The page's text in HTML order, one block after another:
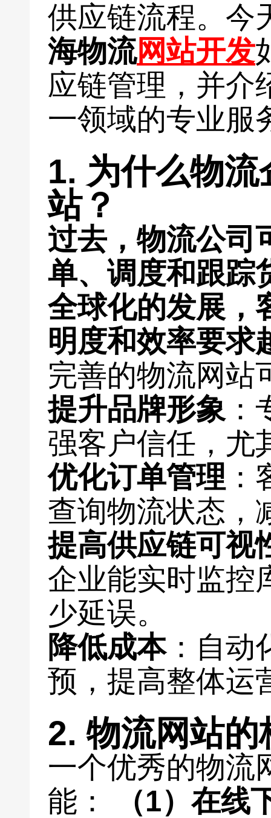
供应链流程。今
海物流网站开发
应链管理，并介
一领域的专业服
1. 为什么物
站？
过去，物流公司
单、调度和跟踪
全球化的发展，
明度和效率要求
完善的物流网站
提升品牌形象：
强客户信任，尤
优化订单管理
查询物流状态，
提高供应链可视
企业能实时监控
少延误。
降低成本：自动
预，提高整体运
2. 物流网站的
一个优秀的物流
能：
（1）在线